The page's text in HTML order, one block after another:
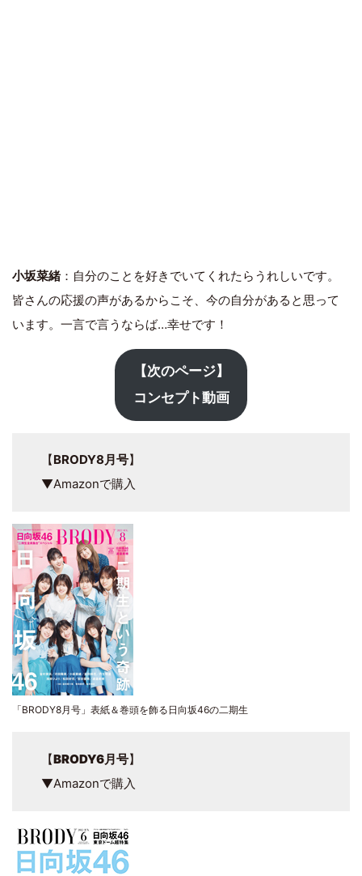
小坂菜緒：自分のことを好きでいてくれたらうれしいです。
皆さんの応援の声があるからこそ、今の自分があると思って
います。一言で言うならば…幸せです！
【次のページ】
コンセプト動画
【BRODY8月号】
▼Amazonで購入
「BRODY8月号」表紙＆巻頭を飾る日向坂46の二期生
【BRODY6月号】
▼Amazonで購入